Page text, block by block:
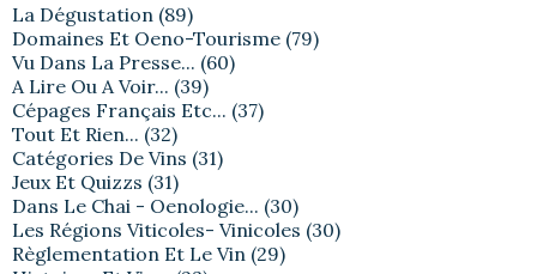
La Dégustation (89)
Domaines Et Oeno-Tourisme (79)
Vu Dans La Presse... (60)
A Lire Ou A Voir... (39)
Cépages Français Etc... (37)
Tout Et Rien... (32)
Catégories De Vins (31)
Jeux Et Quizzs (31)
Dans Le Chai - Oenologie... (30)
Les Régions Viticoles- Vinicoles (30)
Règlementation Et Le Vin (29)